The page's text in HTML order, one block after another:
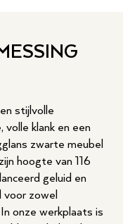
stijlvolle
klank en een
zwarte meubel
hoogte van 116
geluid en
voor zowel
onze werkplaats is